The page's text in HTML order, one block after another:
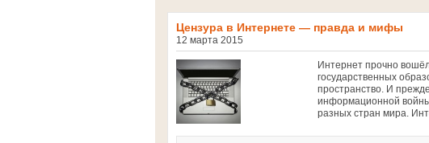
Цензура в Интернете — правда и мифы
12 марта 2015
Интернет прочно
государственных
пространство. И
информационной
разных стран мира.